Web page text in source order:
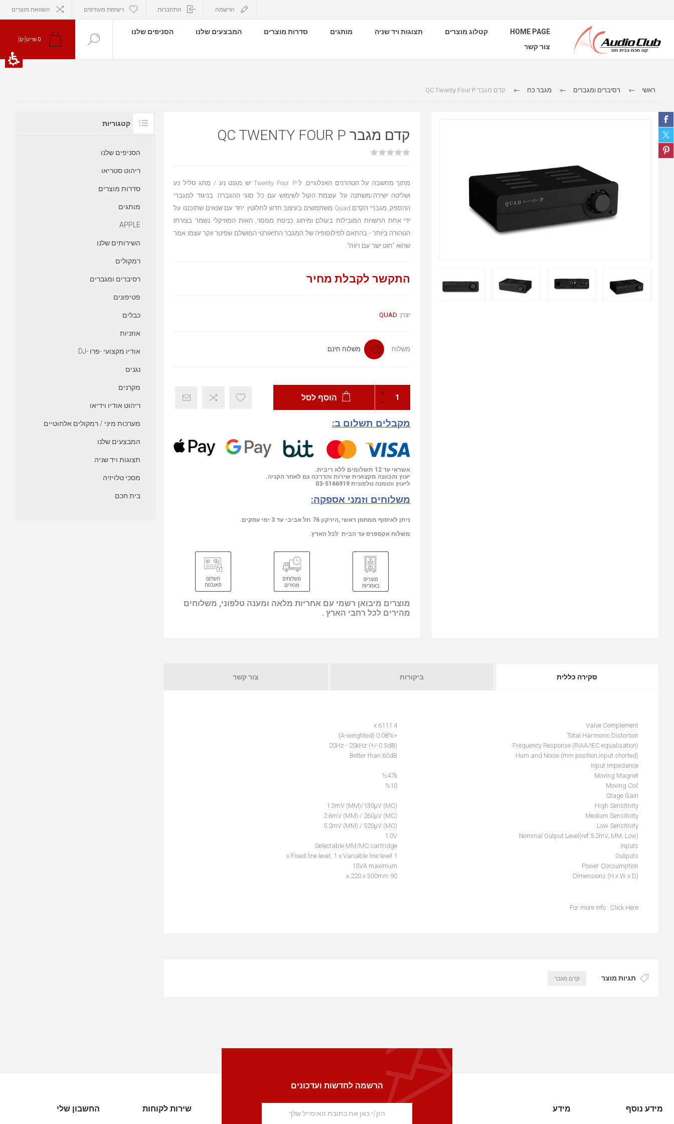
הרשמה התחברות רשימת מעודפים השוואת מוצרים
HOME PAGE קטלוג מוצרים תצוגות ויד שניה מותגים סדרות מוצרים המבצעים שלנו
הסניפים שלנו
צור קשר
0 פריט[ים]
ראשי רסיברים ומגברים מגבר כח קדם מגבר QC Twenty Four P
קדם מגבר QC TWENTY FOUR P
מתוך מחשבה על הטהרנים האנלוגיים, ל-Twenty Four P יש מגנט נע / מתג סליל נע
ושליטה ישירה/משתנה על עוצמת הקול לשימוש עם כל סוגי ההגברה. בניגוד למגברי
ההספק, מגברי הקדם Quad משתמשים בעיצוב חדש לחלוטין. יחד עם שנאים שתוכננו על
ידי אחת הרשויות המובילות בעולם ומיתוג כניסת ממסר, האות המוזיקלי נשמר בצורתו
הטהורה ביותר - בהתאם לפילוסופיה של המגבר התיאורטי המושלם שפיטר ווקר עצמו אמר
שהוא "חוט ישר עם רווח".
התקשר לקבלת מחיר
יצרן: QUAD
משלוח משלוח חינם
הוסף לסל
מקבלים תשלום ב:
אשראי עד 12 תשלומים ללא ריבית.
יעוץ והכוונה מקצועית שירות והדרכה גם לאחר הקניה.
ליעוץ והזמנה טלפונית 03-5166919
משלוחים וזמני אספקה:
ניתן לאיסוף ממחסן ראשי ,הירקון 76 תל אביב- עד 3 ימי עסקים.
משלוח אקספרס עד הבית לכל הארץ.
מוצרים מיבואן רשמי עם אחריות מלאה ומענה טלפוני, משלוחים
מהירים לכל רחבי הארץ .
סקירה כללית ביקורות צור קשר
Valve Complement
4 x 6111
Total Harmonic Distortion
<0.08% (A-weighted)
Frequency Response (RIAA/IEC equalisation)
20Hz - 20kHz (+/-0.5dB)
Hum and Noise (mm position,input shorted)
Better than 60dB
Input Impedance
Moving Magnet
47k½
Moving Coil
10½
Stage Gain
High Sensitivity
1.3mV (MM)/130µV (MC)
Medium Sensitivity
2.6mV (MM) / 260µV (MC)
Low Sensitivity
5.2mV (MM) / 520µV (MC)
Nominal Output Level(ref 5.2mV, MM, Low)
1.0V
Inputs
Selectable MM/MC cartridge
Outputs
1 x Fixed line level, 1 x Variable line level
Power Consumption
15VA maximum
Dimensions (H x W x D)
90 x 220 x 300mm
For more info : Click Here
תגיות מוצר קדם מגבר
קטגוריות
הסניפים שלנו
ריהוט סטריאו
סדרות מוצרים
מותגים
APPLE
השירותים שלנו
רמקולים
רסיברים ומגברים
פטיפונים
כבלים
אוזניות
אודיו מקצועי -פרו -DJ
נגנים
מקרנים
ריהוט אודיו וידיאו
מערכות מיני / רמקולים אלחוטיים
המבצעים שלנו
תצוגות ויד שניה
מסכי טלויזיה
בית חכם
הרשמה לחדשות ועדכונים
מידע נוסף מידע שירות לקוחות החשבון שלי